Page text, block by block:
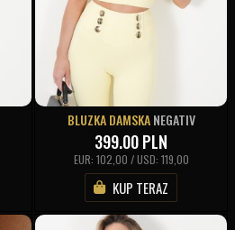
BLUZKA DAMSKANEGATIV
399.00PLN
EUR: 102,00 / USD: 119,00
KUP TERAZ